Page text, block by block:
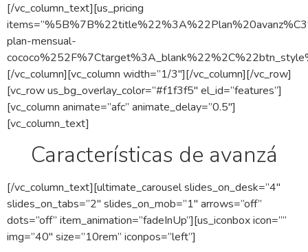
[/vc_column_text][us_pricing
plan-mensual-
[/vc_column][vc_column width=”1/3″][/vc_column][/vc_row]
[vc_row us_bg_overlay_color=”#f1f3f5″ el_id=”features”]
[vc_column animate=”afc” animate_delay=”0.5″]
[vc_column_text]
Características de avanzá
[/vc_column_text][ultimate_carousel slides_on_desk=”4″
slides_on_tabs=”2″ slides_on_mob=”1″ arrows=”off”
dots=”off” item_animation=”fadeInUp”][us_iconbox icon=””
img=”40″ size=”10rem” iconpos=”left”]